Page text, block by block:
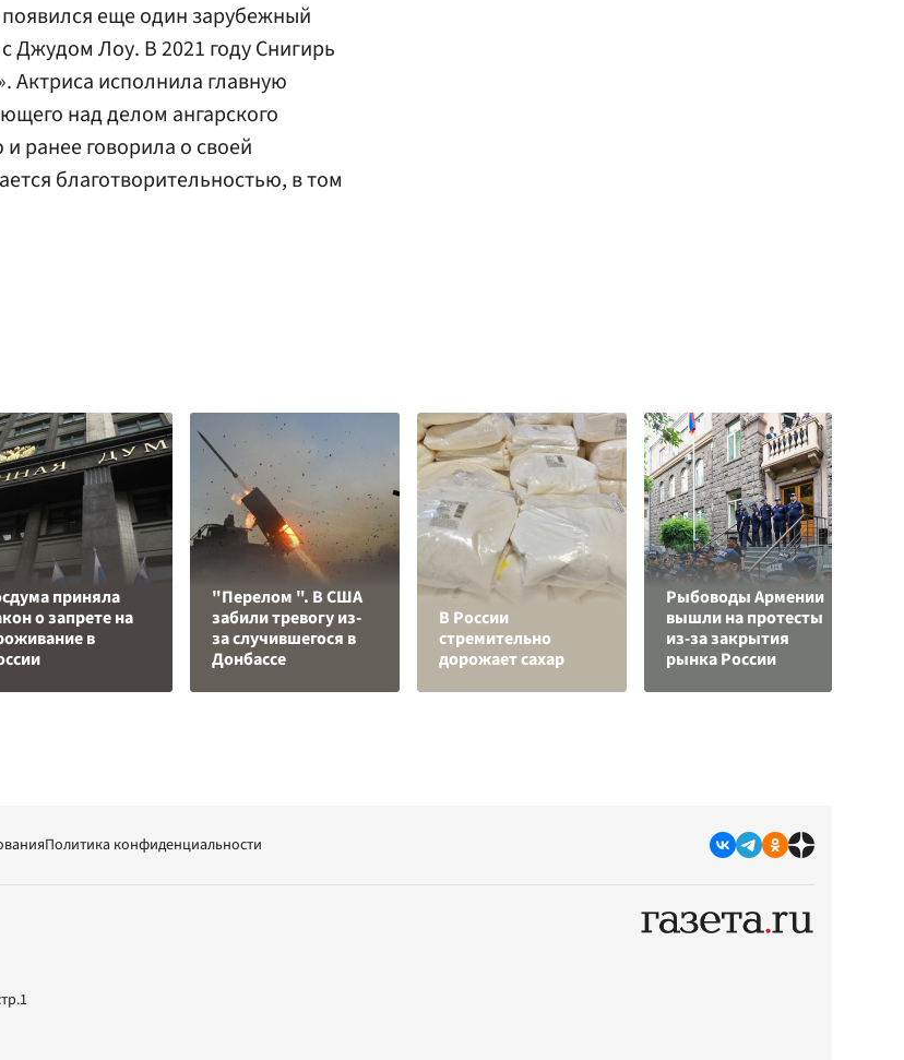
еще один зарубежный
Джудом Лоу. В 2021 году Снигирь
Актриса исполнила главную
над делом ангарского
ранее говорила о своей
благотворительностью, в том
приняла
о запрете на
в
"Перелом ". В США
забили тревогу из-
за случившегося в
Донбассе
В России
стремительно
дорожает сахар
Рыбоводы Армении
вышли на протесты
из-за закрытия
рынка России
Политика конфиденциальности